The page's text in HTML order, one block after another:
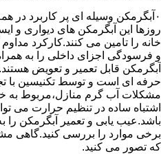
۰آبگرمکن وسیله ای پر کاربرد
روزها این آبگرمکن های دیواری و
خانه را تامین می کنند.کارکرد
و فرسودگی اجزای داخلی را به
آبگرمکن قابل تعمیر و تعویض
حرفه ای است و توسط تکنیسین با
مشکلات آب گرم منازل،مربوط به
اشتباه ساده در تنظیم حرارت می
باشد.عیب یابی و تعمیر آبگرمکن را
برخی موارد را بررسی کنید.گاهی
که تصور می کنید.